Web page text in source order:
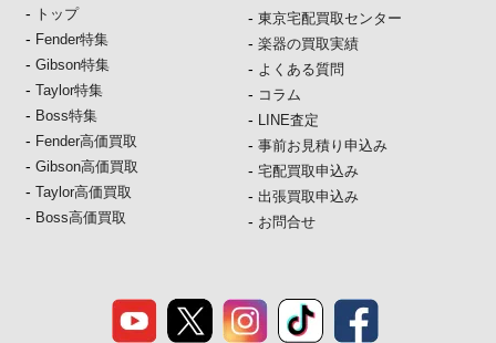
- トップ
- Fender特集
-Gibson特集
-Taylor特集
- Boss特集
- Fender高価買取
-Gibson高価買取
-Taylor高価買取
- Boss高価買取
- 東京宅配買取センター
- 楽器の買取実績
- よくある質問
- コラム
- LINE査定
- 事前お見積り申込み
- 宅配買取申込み
- 出張買取申込み
- お問合せ